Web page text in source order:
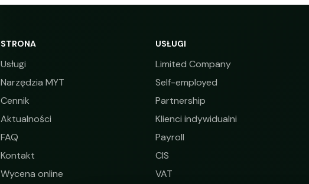
STRONA
Usługi
Narzędzia MYT
Cennik
Aktualności
FAQ
Kontakt
Wycena online
USŁUGI
Limited Company
Self-employed
Partnership
Klienci indywidualni
Payroll
CIS
VAT